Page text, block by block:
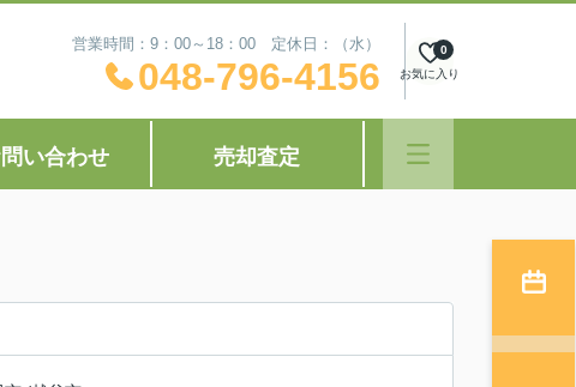
営業時間：9：00～18：00 定休日：（水）
048-796-4156 お気に入り
0
い合わせ 売却査定